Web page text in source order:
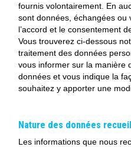
fournis volontairement. En
sont données, échangées ou
l’accord et le consentement
Vous trouverez ci-dessous
traitement des données
vous informer sur la manière
données et vous indique la
souhaitez y apporter une
Nature des données
Les informations que nous